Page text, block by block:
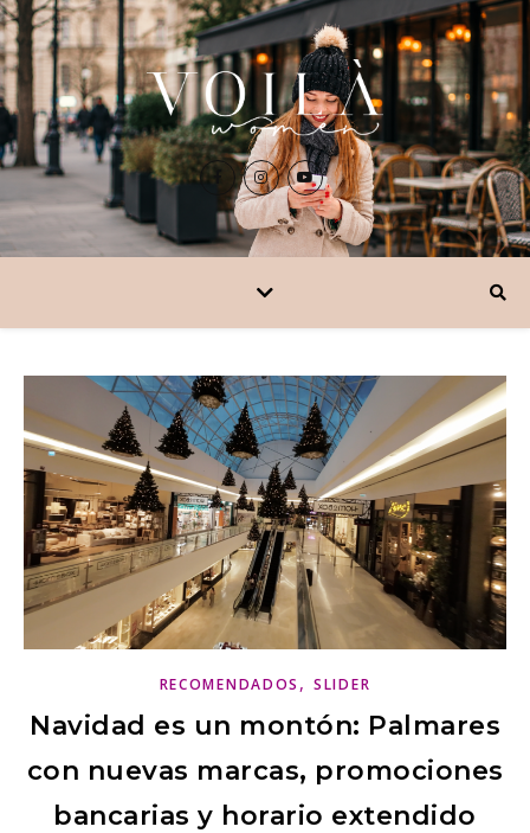
RECOMENDADOS ,SLIDER
Navidad es un montón: Palmares
con nuevas marcas, promociones
bancarias y horario extendido